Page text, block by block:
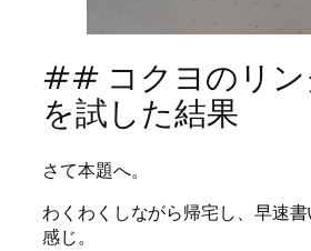
## コクヨのリン
を試した結果
さて本題へ。
わくわくしながら帰宅し、早速
感じ。